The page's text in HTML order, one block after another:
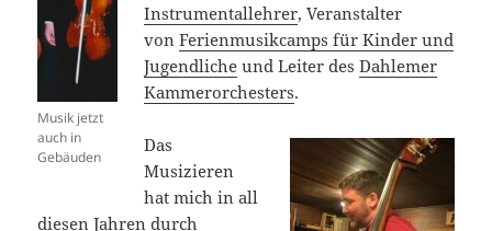
Musik jetzt
auch in
Gebäuden
Instrumentallehrer, Veranstalter
vonFerienmusikcamps für Kinder und
Jugendliche und Leiter desDahlemer
Kammerorchesters.
Das
Musizieren
hat mich in all
diesen Jahren durch